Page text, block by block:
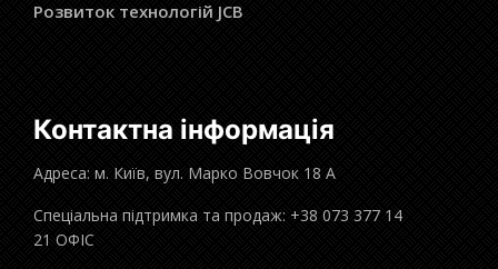
Розвиток технологій JCB
Контактна інформація
Адреса: м. Київ, вул. Марко Вовчок 18 А
Спеціальна підтримка та продаж: +38 073 377 14
21 ОФІС